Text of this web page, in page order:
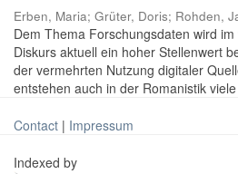
Erben, Maria; Grüter, Doris; Rohden,
Dem Thema Forschungsdaten wird
Diskurs aktuell ein hoher Stellenwert
der vermehrten Nutzung digitaler
entstehen auch in der Romanistik
Contact | Impressum
Indexed by